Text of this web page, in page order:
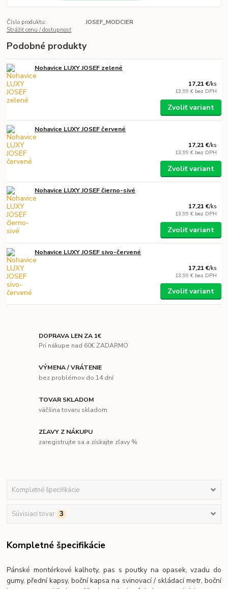
Číslo produktu:
JOSEF_MODCIER
Strážiť cenu / dostupnosť
Podobné produkty
Nohavice LUXY JOSEF zelené
17,21 €/ks
13,99 € bez DPH
Zvoliť variant
Nohavice LUXY JOSEF červené
17,21 €/ks
13,99 € bez DPH
Zvoliť variant
Nohavice LUXY JOSEF čierno-sivé
17,21 €/ks
13,99 € bez DPH
Zvoliť variant
Nohavice LUXY JOSEF sivo-červené
17,21 €/ks
13,99 € bez DPH
Zvoliť variant
DOPRAVA LEN ZA 1€
Pri nákupe nad 60€ ZADARMO
VÝMENA / VRÁTENIE
bez problémov do 14 dní
TOVAR SKLADOM
väčšina tovaru skladom
ZĽAVY Z NÁKUPU
zaregistrujte sa a získajte zľavy %
Kompletné špecifikácie
Súvisiaci tovar 3
Kompletné špecifikácie
Pánské montérkové kalhoty, pas s poutky na opasek, vzadu do
gumy, přední kapsy, boční kapsa na svinovací / skládací metr, boční